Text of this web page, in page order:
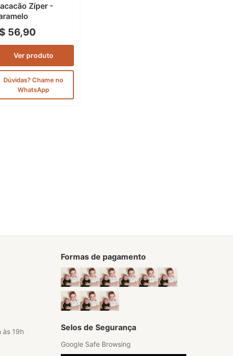
Zíper -
56,90
Ver produto
Dúvidas? Chame no
WhatsApp
às 19h
Formas de pagamento
Selos de Segurança
Google Safe Browsing